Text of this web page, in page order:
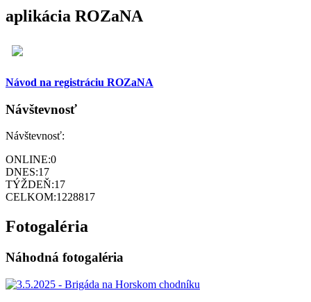
aplikácia ROZaNA
Návod na registráciu ROZaNA
Návštevnosť
Návštevnosť:
ONLINE:0
DNES:17
TÝŽDEŇ:17
CELKOM:1228817
Fotogaléria
Náhodná fotogaléria